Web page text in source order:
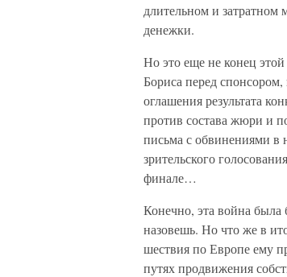
длительном и затратном
денежки.
Но это еще не конец
Бориса перед
оглашения результата
против состава жюри и
письма с обвинениями в
зрительского
финале…
Конечно, эта война
назовешь. Но что же в
шествия по Европе ему
путях продвижения